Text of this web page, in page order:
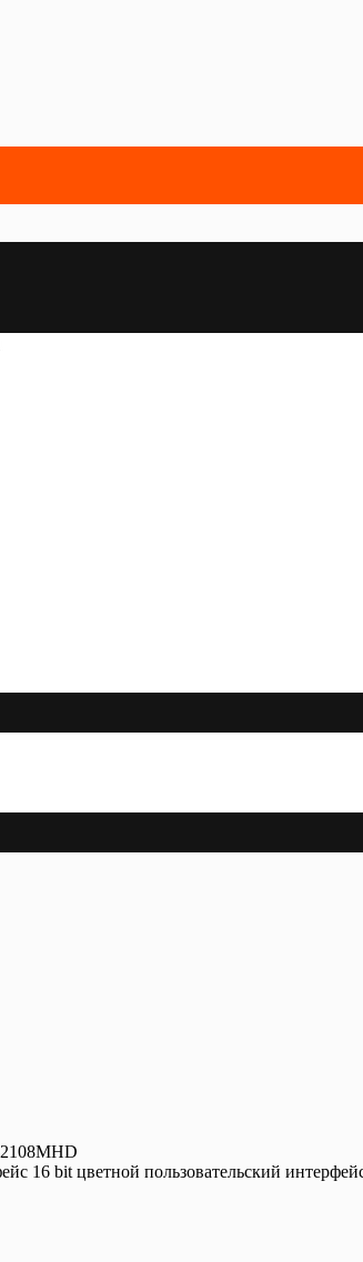
2108MHD
16 bit цветной пользовательский